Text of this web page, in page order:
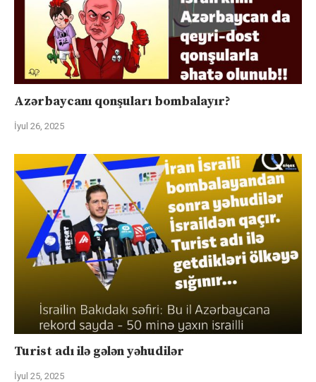
Azərbaycanı qonşuları bombalayır?
İyul 26, 2025
Turist adı ilə gələn yəhudilər
İyul 25, 2025